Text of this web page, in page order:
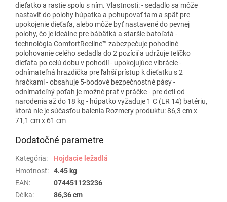
dieťatko a rastie spolu s ním. Vlastnosti: - sedadlo sa môže
nastaviť do polohy húpatka a pohupovať tam a späť pre
upokojenie dieťaťa, alebo môže byť nastavené do pevnej
polohy, čo je ideálne pre bábätká a staršie batoľatá -
technológia ComfortRecline™ zabezpečuje pohodlné
polohovanie celého sedadla do 2 pozícií a udržuje telíčko
dieťaťa po celú dobu v pohodlí - upokojujúce vibrácie -
odnímateľná hrazdička pre ľahší prístup k dieťatku s 2
hračkami - obsahuje 5-bodové bezpečnostné pásy -
odnímateľný poťah je možné prať v práčke - pre deti od
narodenia až do 18 kg - húpatko vyžaduje 1 C (LR 14) batériu,
ktorá nie je súčasťou balenia Rozmery produktu: 86,3 cm x
71,1 cm x 61 cm
Dodatočné parametre
Kategória:
Hojdacie ležadlá
Hmotnosť:
4.45 kg
EAN:
074451123236
Délka:
86,36 cm